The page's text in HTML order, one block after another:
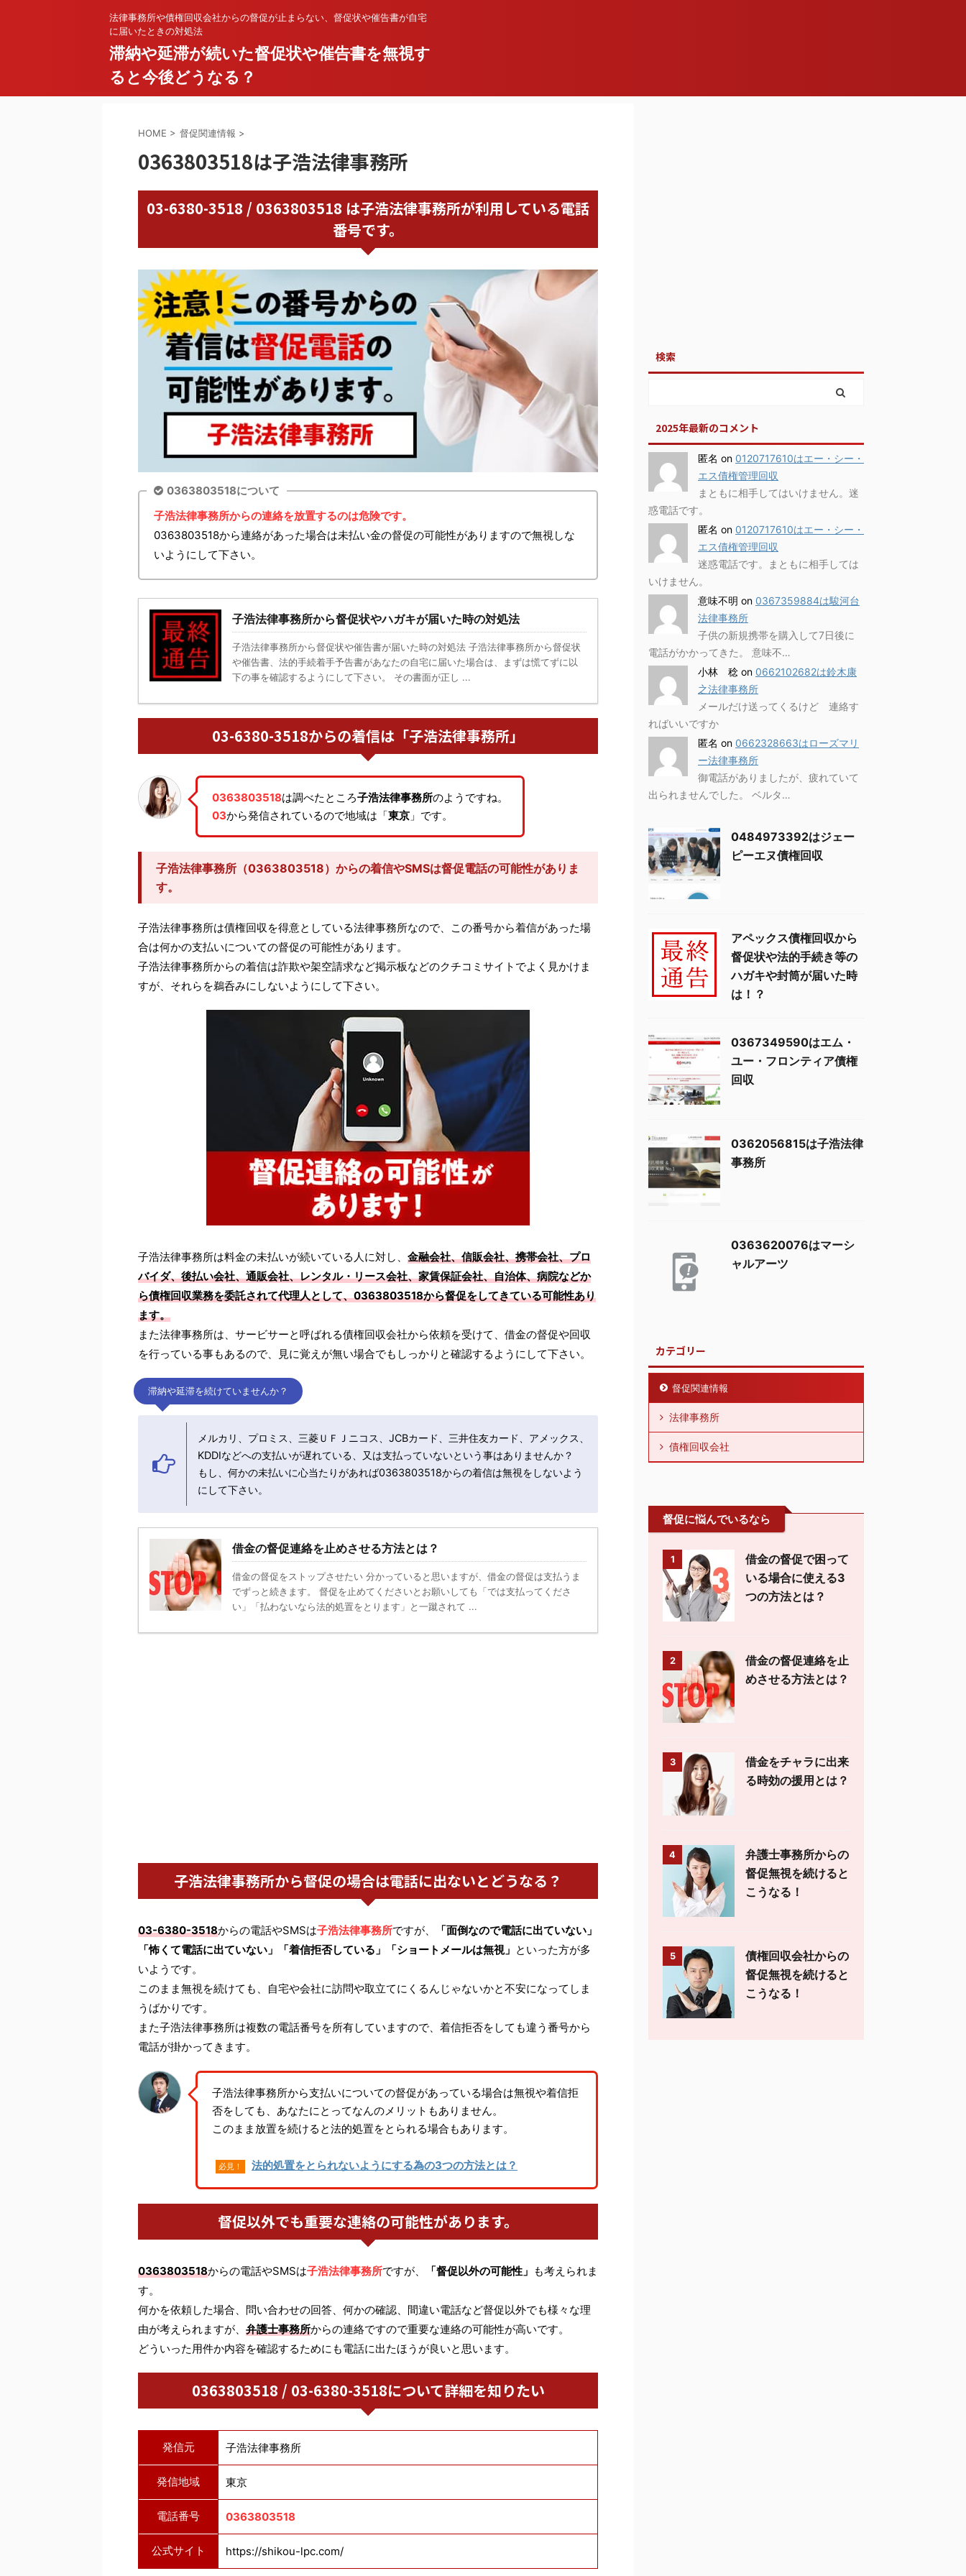
法律事務所や債権回収会社からの督促が止まらない、督促状や催告書が自宅
に届いたときの対処法
滞納や延滞が続いた督促状や催告書を無視す
ると今後どうなる？
HOME > 督促関連情報 >
0363803518は子浩法律事務所
03-6380-3518 / 0363803518 は子浩法律事務所が利用している電話
番号です。
0363803518について
子浩法律事務所からの連絡を放置するのは危険です。
0363803518から連絡があった場合は未払い金の督促の可能性がありますので無視しな
いようにして下さい。
子浩法律事務所から督促状やハガキが届いた時の対処法
子浩法律事務所から督促状や催告書が届いた時の対処法 子浩法律事務所から督促状
や催告書、法的手続着手予告書があなたの自宅に届いた場合は、まずは慌てずに以
下の事を確認するようにして下さい。 その書面が正し ...
03-6380-3518からの着信は「子浩法律事務所」
0363803518は調べたところ子浩法律事務所のようですね。
03から発信されているので地域は「東京 」です。
子浩法律事務所（0363803518）からの着信やSMSは督促電話の可能性がありま
す。
子浩法律事務所は債権回収を得意としている法律事務所なので、この番号から着信があった場
合は何かの支払いについての督促の可能性があります。
子浩法律事務所からの着信は詐欺や架空請求など掲示板などのクチコミサイトでよく見かけま
すが、それらを鵜呑みにしないようにして下さい。
子浩法律事務所は料金の未払いが続いている人に対し、 金融会社、信販会社、携帯会社、プロ
バイダ、後払い会社、通販会社、レンタル・リース会社、家賃保証会社、自治体、病院などか
ら債権回収業務を委託されて代理人として、0363803518から督促をしてきている可能性あり
ます。
また法律事務所は、サービサーと呼ばれる債権回収会社から依頼を受けて、借金の督促や回収
を行っている事もあるので、見に覚えが無い場合でもしっかりと確認するようにして下さい。
滞納や延滞を続けていませんか？
メルカリ、プロミス、三菱ＵＦＪニコス、JCBカード、三井住友カード、アメックス、
KDDIなどへの支払いが遅れている、又は支払っていないという事はありませんか？
もし、何かの未払いに心当たりがあれば0363803518からの着信は無視をしないよう
にして下さい。
借金の督促連絡を止めさせる方法とは？
借金の督促をストップさせたい 分かっていると思いますが、借金の督促は支払うま
でずっと続きます。 督促を止めてくださいとお願いしても「では支払ってくださ
い」「払わないなら法的処置をとります」と一蹴されて ...
子浩法律事務所から督促の場合は電話に出ないとどうなる？
03-6380-3518からの電話やSMSは子浩法律事務所ですが、
「面倒なので電話に出ていない」
「怖くて電話に出ていない」「着信拒否している」「ショートメールは無視」 といった方が多
いようです。
このまま無視を続けても、自宅や会社に訪問や取立てにくるんじゃないかと不安になってしま
うばかりです。
また子浩法律事務所は複数の電話番号を所有していますので、着信拒否をしても違う番号から
電話が掛かってきます。
子浩法律事務所から支払いについての督促があっている場合は無視や着信拒
否をしても、あなたにとってなんのメリットもありません。
このまま放置を続けると法的処置をとられる場合もあります。
必見！ 法的処置をとられないようにする為の3つの方法とは？
督促以外でも重要な連絡の可能性があります。
0363803518からの電話やSMSは子浩法律事務所ですが、 「督促以外の可能性」 も考えられま
す。
何かを依頼した場合、問い合わせの回答、何かの確認、間違い電話など督促以外でも様々な理
由が考えられますが、 弁護士事務所からの連絡ですので重要な連絡の可能性が高いです。
どういった用件か内容を確認するためにも電話に出たほうが良いと思います。
0363803518 / 03-6380-3518について詳細を知りたい
発信元 子浩法律事務所
発信地域 東京
電話番号 0363803518
公式サイト https://shikou-lpc.com/
検索
2025年最新のコメント
匿名 on 0120717610はエー・シー・
エス債権管理回収
まともに相手してはいけません。迷
惑電話です。
匿名 on 0120717610はエー・シー・
エス債権管理回収
迷惑電話です。まともに相手しては
いけません。
意味不明 on 0367359884は駿河台
法律事務所
子供の新規携帯を購入して7日後に
電話がかかってきた。 意味不…
小林 稔 on 0662102682は鈴木康
之法律事務所
メールだけ送ってくるけど 連絡す
ればいいですか
匿名 on 0662328663はローズマリ
ー法律事務所
御電話がありましたが、疲れていて
出られませんでした。 ベルタ…
0484973392はジェー
ピーエヌ債権回収
アペックス債権回収から
督促状や法的手続き等の
ハガキや封筒が届いた時
は！？
0367349590はエム・
ユー・フロンティア債権
回収
0362056815は子浩法律
事務所
0363620076はマーシ
ャルアーツ
カテゴリー
督促関連情報
法律事務所
債権回収会社
督促に悩んでいるなら
1
借金の督促で困って
いる場合に使える3
つの方法とは？
2
借金の督促連絡を止
めさせる方法とは？
3
借金をチャラに出来
る時効の援用とは？
4
弁護士事務所からの
督促無視を続けると
こうなる！
5
債権回収会社からの
督促無視を続けると
こうなる！